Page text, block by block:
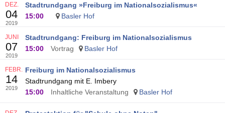
Stadtrundgang »Freiburg im Nationalsozialismus«
15:00
Basler Hof
DEZ.
04
2019
Stadtrundgang: Freiburg im Nationalsozialismus
15:00
Vortrag Basler Hof
JUNI
07
2019
Freiburg im Nationalsozialismus
Stadtrundgang mit E. Imbery
15:00
Inhaltliche Veranstaltung Basler Hof
FEBR.
14
2019